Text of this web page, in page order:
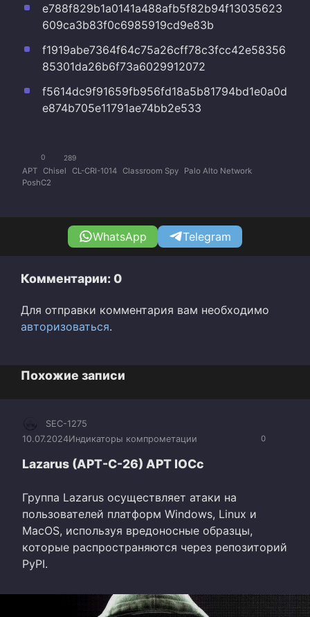
e788f829b1a0141a488afb5f82b94f13035623
609ca3b83f0c6985919cd9e83b
f1919abe7364f64c75a26cff78c3fcc42e58356
85301da26b6f73a6029912072
f5614dc9f91659fb956fd18a5b81794bd1e0a0d
e874b705e11791ae74bb2e533
0 289
APT Chisel CL-CRI-1014 Classroom Spy
Palo Alto Network
PoshC2
WhatsApp Telegram
Комментарии: 0
Для отправки комментария вам необходимо
авторизоваться.
Похожие записи
0
SEC-1275
10.07.2024Индикаторы компрометации
Lazarus (APT-C-26) APT IOCc
Группа Lazarus осуществляет атаки на
пользователей платформ Windows, Linux и
MacOS, используя вредоносные образцы,
которые распространяются через репозиторий
PyPI.